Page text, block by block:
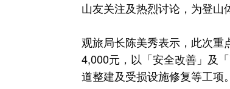
山友关注及热烈讨论，为登山
观旅局长陈美秀表示，此次
4,000元，以「安全改善」及
道整建及受损设施修复等工项。